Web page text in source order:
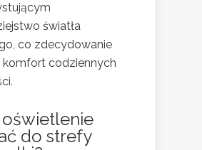
światła
co zdecydowanie
komfort codziennych
do strefy